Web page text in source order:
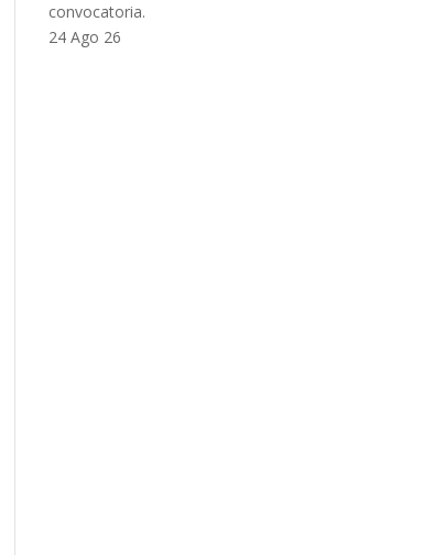
convocatoria.
24 Ago 26